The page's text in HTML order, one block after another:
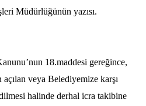
Müdürlüğünün yazısı.
18.maddesi gereğince,
veya Belediyemize karşı
halinde derhal icra takibine